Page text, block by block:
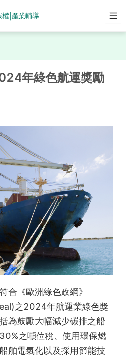
權| 產業輔導
年綠色航運獎勵
合《歐洲綠色政綱》
之2024年航運業綠色獎
為鼓勵大幅減少碳排之船
之噸位稅、使用環保燃
舶電氣化以及採用節能技